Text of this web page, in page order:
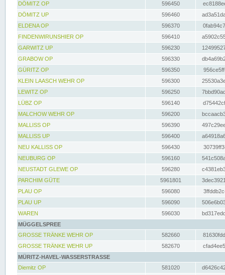
DÖMITZ OP
596450
DÖMITZ UP
596460
ELDENA OP
596370
FINDENWIRUNSHIER OP
596410
GARWITZ UP
596230
GRABOW OP
596330
GÜRITZ OP
596350
KLEIN LAASCH WEHR OP
596300
LEWITZ OP
596250
LÜBZ OP
596140
MALCHOW WEHR OP
596200
MALLISS OP
596390
MALLISS UP
596400
NEU KALLISS OP
596430
NEUBURG OP
596160
NEUSTADT GLEWE OP
596280
PARCHIM GÜTE
5961801
PLAU OP
596080
PLAU UP
596090
WAREN
596030
MÜGGELSPREE
GROSSE TRÄNKE WEHR OP
582660
GROSSE TRÄNKE WEHR UP
582670
MÜRITZ-HAVEL-WASSERSTRASSE
Diemitz OP
581020